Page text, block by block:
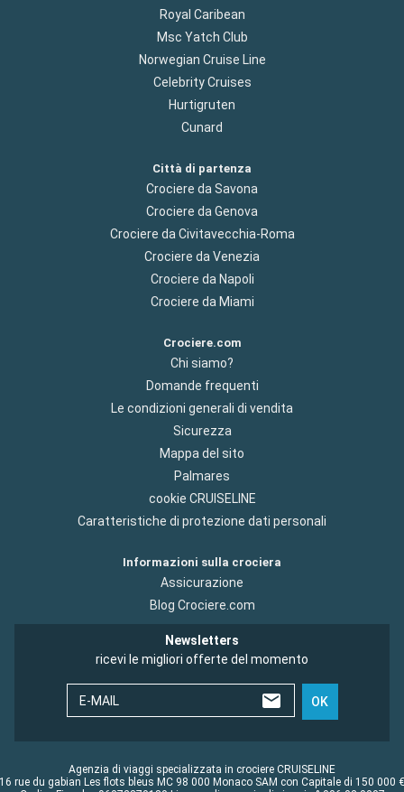
Royal Caribean
Msc Yatch Club
Norwegian Cruise Line
Celebrity Cruises
Hurtigruten
Cunard
Città di partenza
Crociere da Savona
Crociere da Genova
Crociere da Civitavecchia-Roma
Crociere da Venezia
Crociere da Napoli
Crociere da Miami
Crociere.com
Chi siamo?
Domande frequenti
Le condizioni generali di vendita
Sicurezza
Mappa del sito
Palmares
cookie CRUISELINE
Caratteristiche di protezione dati personali
Informazioni sulla crociera
Assicurazione
Blog Crociere.com
Newsletters
ricevi le migliori offerte del momento
E-MAIL OK
Agenzia di viaggi specializzata in crociere CRUISELINE
16 rue du gabian Les flots bleus MC 98 000 Monaco SAM con Capitale di 150 000 €